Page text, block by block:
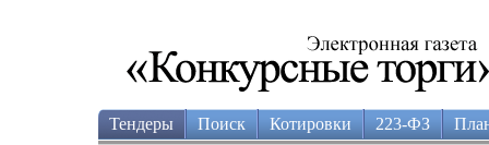
Тендеры Поиск Котировки 223-ФЗ